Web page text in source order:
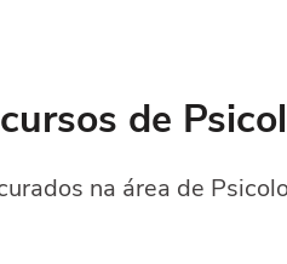
de
na área de